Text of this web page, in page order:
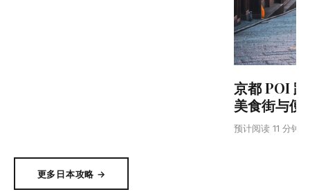
京都 POI
美食街与便
预计阅读 11 分钟
更多日本攻略 →